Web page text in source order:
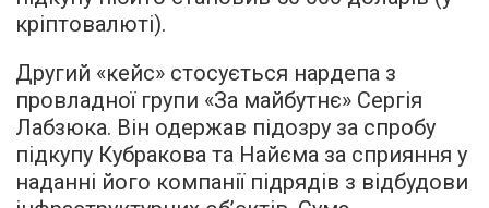
кріптовалюті).
Другий «кейс» стосується нардепа з
провладної групи «За майбутнє» Сергія
Лабзюка. Він одержав підозру за спробу
підкупу Кубракова та Найєма за сприяння у
наданні його компанії підрядів з відбудови